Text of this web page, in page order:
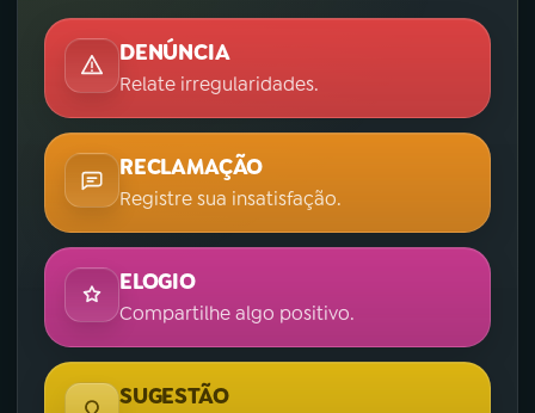
DENÚNCIA
Relate irregularidades.
RECLAMAÇÃO
Registre sua insatisfação.
ELOGIO
Compartilhe algo positivo.
SUGESTÃO